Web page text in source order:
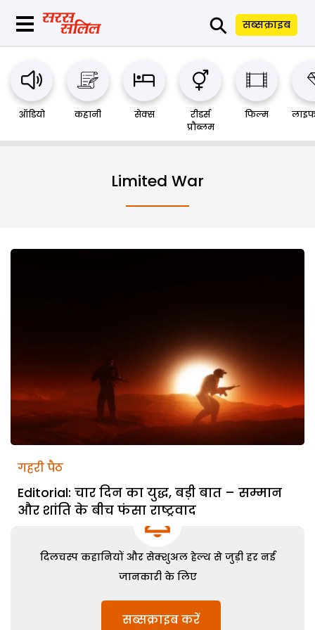
⚲ सब्सक्राइब
ऑडियो कहानी सेक्स
रीडर्स
प्रौब्लम
फिल्म
Limited War
गहरी पैठ
Editorial: चार दिन का युद्ध, बड़ी बात – सम्मान
और शांति के बीच फंसा राष्ट्रवाद
दिलचस्प कहानियों और सेक्शुअल हेल्थ से जुड़ी हर नई
जानकारी के लिए
सब्सक्राइब करें